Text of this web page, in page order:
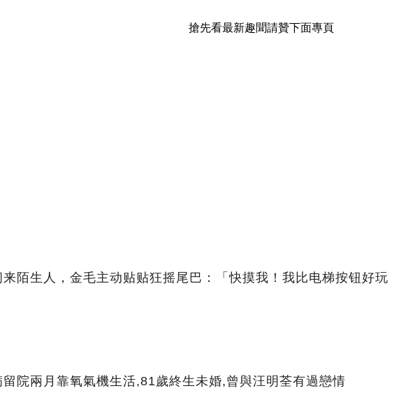
搶先看最新趣聞請贊下面專頁
来陌生人，金毛主动贴贴狂摇尾巴：「快摸我！我比电梯按钮好玩
留院兩月靠氧氣機生活,81歲終生未婚,曾與汪明荃有過戀情